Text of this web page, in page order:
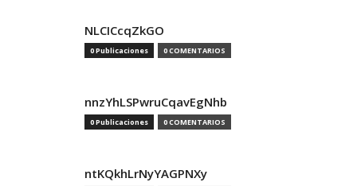
NLCICcqZkGO
0 Publicaciones 0 COMENTARIOS
nnzYhLSPwruCqavEgNhb
0 Publicaciones 0 COMENTARIOS
ntKQkhLrNyYAGPNXy